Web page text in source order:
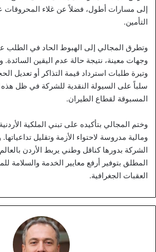
إلى مسارات أطول، فضلاً عن غلاء المحروقات
التأمين.
وتطرق المجالي إلى الهبوط الحاد في الطلب
وجهات معينة، نتيجة حالة عدم اليقين السائدة.
وتيرة طلبات استرداد قيمة التذاكر أو تعديل
سلباً على السيولة النقدية للشركة في ظل
المسبوقة لقطاع الطيران.
وختم المجالي بتأكيده على تبني الملكية
ومالية مدروسة لاحتواء الأزمة وتقليل
الشركة بدورها كناقل وطني يربط الأردن
المطلق بتوفير أرفع معايير الخدمة والسلامة
العقبات الجغرافية.